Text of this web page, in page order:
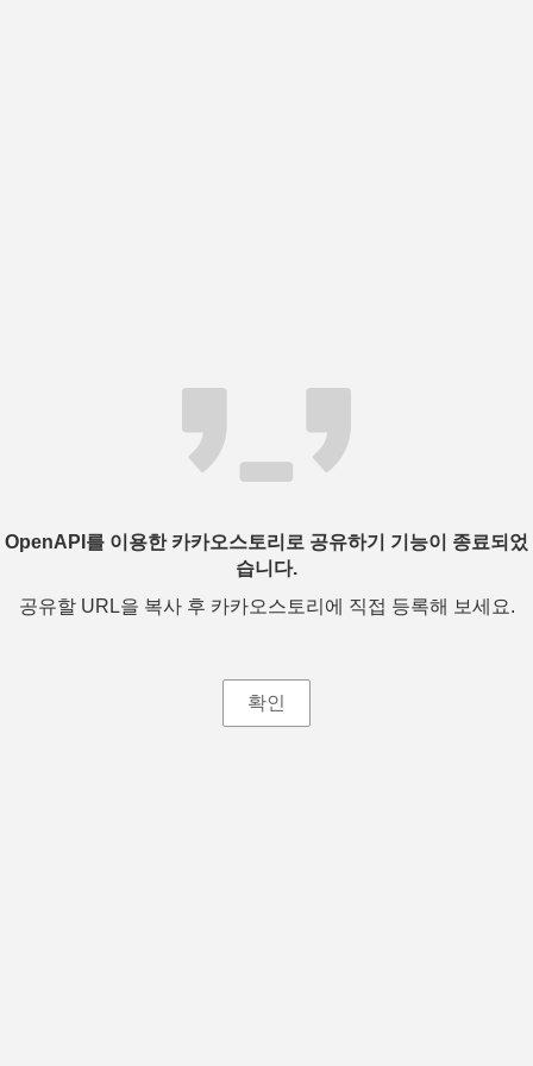
OpenAPI를 이용한 카카오스토리로 공유하기 기능이 종료되었
습니다.
공유할 URL을 복사 후 카카오스토리에 직접 등록해 보세요.
확인